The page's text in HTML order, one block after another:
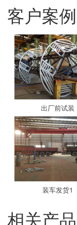
客户案例
出厂前试装
装车发货1
相关产品